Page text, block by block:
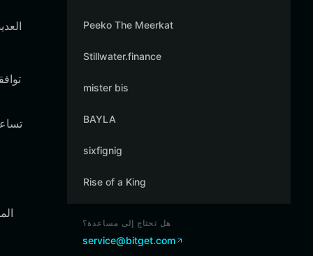
Peeko The Meerkat
Stillwater.finance
mister bis
BAYLA
sixfignig
Rise of a King
هل تحتاج إلى مساعدة؟
service@bitget.com